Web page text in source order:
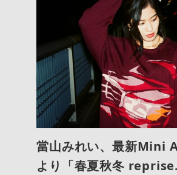
當山みれい、最新Mini
より「春夏秋冬